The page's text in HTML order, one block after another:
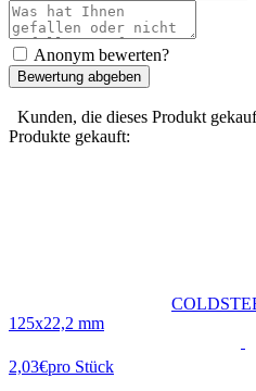
Anonym bewerten?
Bewertung abgeben
Kunden, die dieses Produkt
Produkte gekauft:
125x22,2 mm
2,03€pro Stück